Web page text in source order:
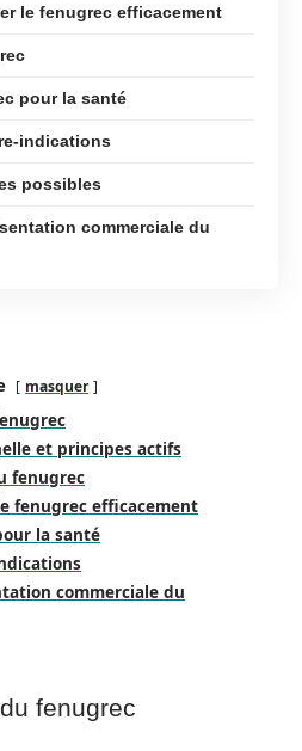
le fenugrec efficacement
pour la santé
indications
possibles
commerciale du
masquer
et principes actifs
fenugrec
fenugrec efficacement
la santé
commerciale du
fenugrec